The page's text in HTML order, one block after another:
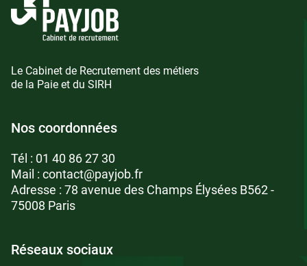
Le Cabinet de Recrutement des métiers
de la Paie et du SIRH
Nos coordonnées
Tél : 01 40 86 27 30
Mail : contact@payjob.fr
Adresse : 78 avenue des Champs Élysées B562 -
75008 Paris
Réseaux sociaux